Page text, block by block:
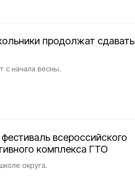
продолжат сдавать
с начала весны.
всероссийского
комплекса ГТО
округа.